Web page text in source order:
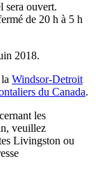
sera ouvert.
de 20 h à 5 h
2018.
Windsor-Detroit
du Canada.
les
veuillez
Livingston ou